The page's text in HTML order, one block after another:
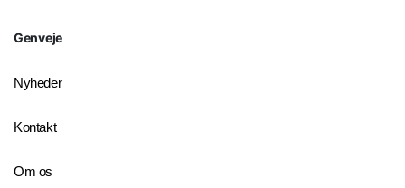
Genveje
Nyheder
Kontakt
Om os